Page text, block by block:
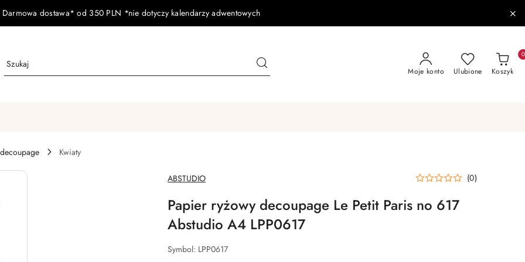
Darmowa dostawa* od 350 PLN *nie dotyczy kalendarzy adwentowych
Moje konto Ulubione Koszyk
0
Kwiaty
NAZWA
PRODUCENTA:
ABSTUDIO (0)
Papier ryżowy decoupage Le Petit Paris no 617
Abstudio A4 LPP0617
Symbol: LPP0617